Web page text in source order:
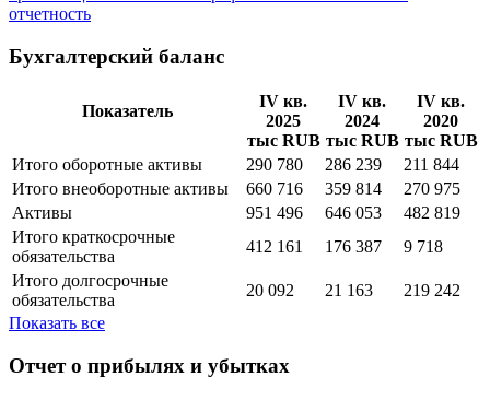
отчетность
Бухгалтерский баланс
Показатель
IV кв.
2025
тыс RUB
IV кв.
2024
тыс RUB
IV кв.
2020
тыс RUB
Итого оборотные активы
290 780 286 239
211 844
Итого внеоборотные активы
660 716 359 814
270 975
Активы
951 496 646 053
482 819
Итого краткосрочные
обязательства
412 161 176 387
9 718
Итого долгосрочные
обязательства
20 092 21 163
219 242
Показать все
Отчет о прибылях и убытках